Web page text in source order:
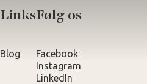
Links
Blog
Følg os
Facebook
Instagram
LinkedIn